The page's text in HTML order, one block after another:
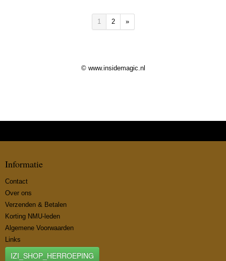
1 2 »
© www.insidemagic.nl
Informatie
Contact
Over ons
Verzenden & Betalen
Korting NMU-leden
Algemene Voorwaarden
Links
IZI_SHOP_HERROEPING